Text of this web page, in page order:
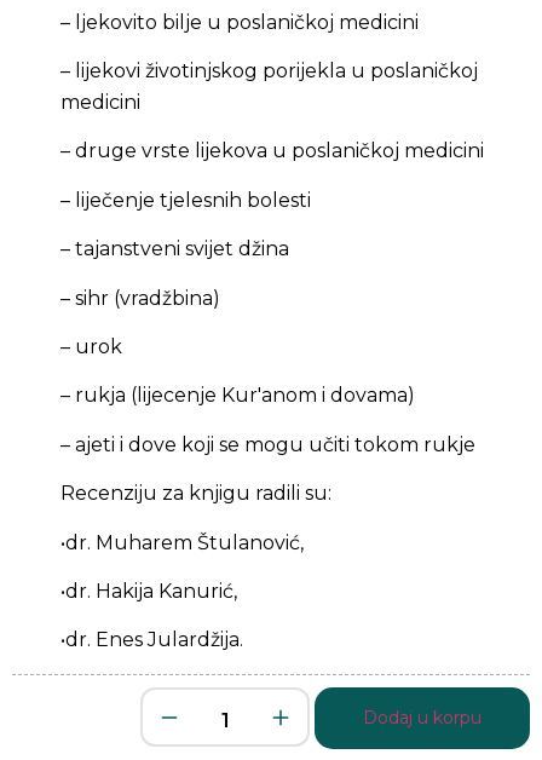
– ljekovito bilje u poslaničkoj medicini
– lijekovi životinjskog porijekla u poslaničkoj
medicini
– druge vrste lijekova u poslaničkoj medicini
– liječenje tjelesnih bolesti
– tajanstveni svijet džina
– sihr (vradžbina)
– urok
– rukja (lijecenje Kur'anom i dovama)
– ajeti i dove koji se mogu učiti tokom rukje
Recenziju za knjigu radili su:
•dr. Muharem Štulanović,
•dr. Hakija Kanurić,
•dr. Enes Julardžija.
Dodaj u korpu